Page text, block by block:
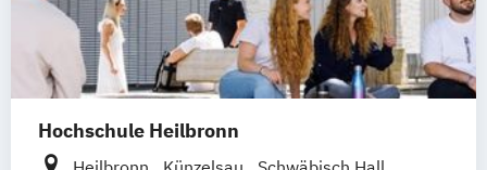
Hochschule Heilbronn